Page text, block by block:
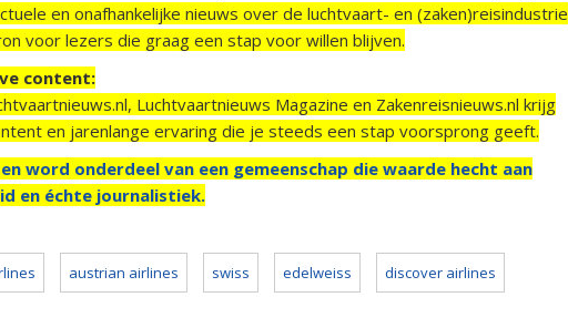
en onafhankelijke nieuws over de luchtvaart- en (zaken)reisindustrie
voor lezers die graag een stap voor willen blijven.
content:
Luchtvaartnieuws Magazine en Zakenreisnieuws.nl krijg
en jarenlange ervaring die je steeds een stap voorsprong geeft.
word onderdeel van een gemeenschap die waarde hecht aan
en échte journalistiek.
austrian airlines swiss edelweiss discover airlines